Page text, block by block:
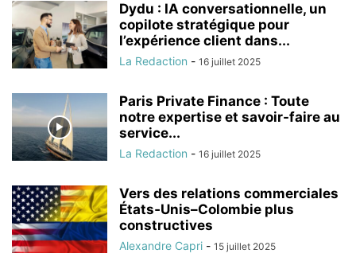
Dydu : IA conversationnelle, un
copilote stratégique pour
l’expérience client dans...
La Redaction - 16 juillet 2025
Paris Private Finance : Toute
notre expertise et savoir-faire au
service...
La Redaction - 16 juillet 2025
Vers des relations commerciales
États‑Unis–Colombie plus
constructives
Alexandre Capri - 15 juillet 2025